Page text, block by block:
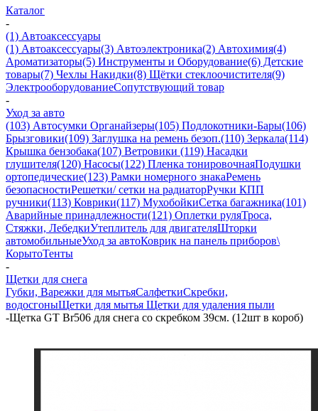
Каталог
-
(1) Автоаксессуары
(1) Автоаксессуары(3) Автоэлектроника(2) Автохимия(4)
Ароматизаторы(5) Инструменты и Оборудование(6) Детские
товары(7) Чехлы Накидки(8) Щётки стеклоочистителя(9)
ЭлектрооборудованиеСопутствующий товар
-
Уход за авто
(103) Автосумки Органайзеры(105) Подлокотники-Бары(106)
Брызговики(109) Заглушка на ремень безоп.(110) Зеркала(114)
Крышка бензобака(107) Ветровики (119) Насадки
глушителя(120) Насосы(122) Пленка тонировочнаяПодушки
ортопедические(123) Рамки номерного знакаРемень
безопасностиРешетки/ сетки на радиаторРучки КПП
ручники(113) Коврики(117) МухобойкиСетка багажника(101)
Аварийные принадлежности(121) Оплетки руляТроса,
Стяжки, ЛебедкиУтеплитель для двигателяШторки
автомобильныеУход за автоКоврик на панель приборов\
КорытоТенты
-
Щетки для снега
Губки, Варежки для мытьяСалфеткиСкребки,
водосгоныЩетки для мытья Щетки для удаления пыли
-Щетка GT Br506 для снега со скребком 39см. (12шт в короб)